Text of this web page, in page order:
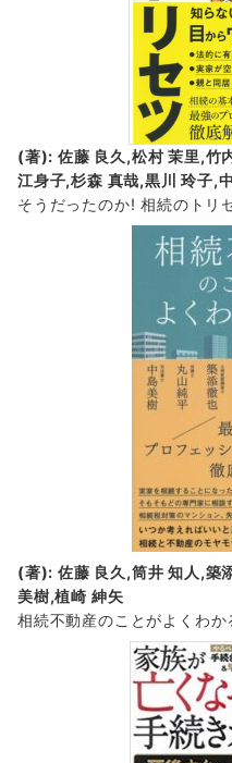
(著): 佐藤 良久,松村 茉里,竹
江身子,杉森 真哉,黒川 玲子,
そうだったのか! 相続のトリ
(著): 佐藤 良久,筒井 知人,築
美樹,植崎 紳矢
相続不動産のことがよくわか